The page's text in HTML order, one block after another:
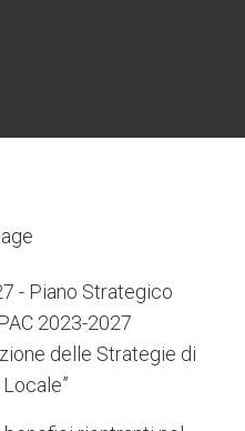
- Piano Strategico
2023-2027
delle Strategie di